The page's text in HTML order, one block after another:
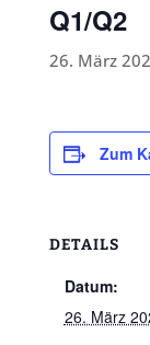
Q1/Q2
26. März
Zum
DETAILS
Datum:
26. März